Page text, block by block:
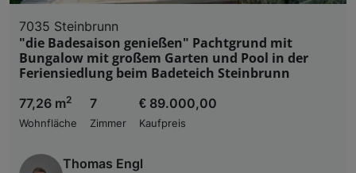
7035 Steinbrunn
"die Badesaison genießen" Pachtgrund mit
Bungalow mit großem Garten und Pool in der
Feriensiedlung beim Badeteich Steinbrunn
77,26 m2
Wohnfläche
7
Zimmer
€ 89.000,00
Kaufpreis
Thomas Engl